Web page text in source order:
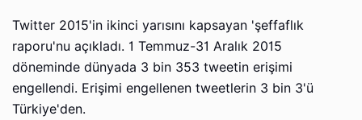
Twitter 2015'in ikinci yarısını kapsayan 'şeffaflık
raporu'nu açıkladı. 1 Temmuz-31 Aralık 2015
döneminde dünyada 3 bin 353 tweetin erişimi
engellendi. Erişimi engellenen tweetlerin 3 bin 3'ü
Türkiye'den.